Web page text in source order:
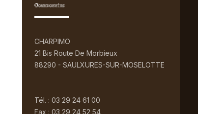
Coordonnées
CHARPIMO
21 Bis Route De Morbieux
88290 - SAULXURES-SUR-MOSELOTTE
Tél. : 03 29 24 61 00
Fax : 03 29 24 52 54